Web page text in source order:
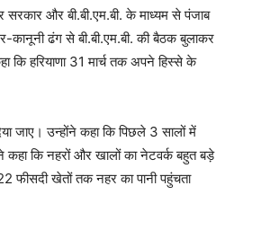
सरकार और बी.बी.एम.बी. के माध्यम से पंजाब
कानूनी ढंग से बी.बी.एम.बी. की बैठक बुलाकर
कि हरियाणा 31 मार्च तक अपने हिस्से के
जाए। उन्होंने कहा कि पिछले 3 सालों में
कि नहरों और खालों का नेटवर्क बहुत बड़े
फीसदी खेतों तक नहर का पानी पहुंचता